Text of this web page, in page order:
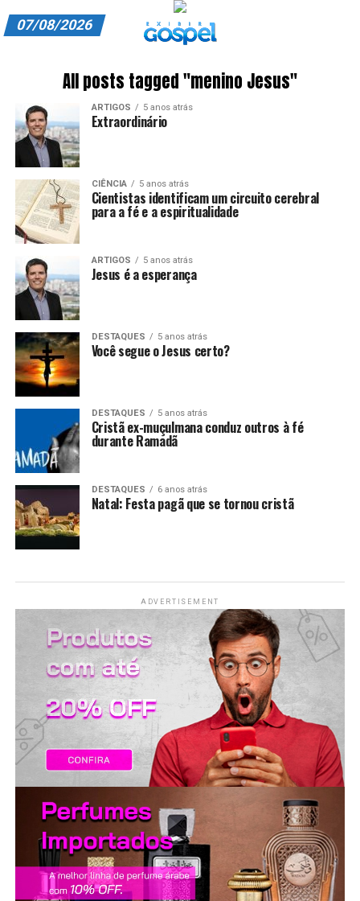
ASSINE
CARRINHO
EDITORIAL
ENTREVISTAS
EXPEDIENTE
FINALIZAR COMPRA
HOME
LANÇAMENTOS
07/08/2026
All posts tagged "menino Jesus"
ARTIGOS 5 anos atrás
Extraordinário
CIÊNCIA 5 anos atrás
Cientistas identificam um circuito cerebral
para a fé e a espiritualidade
ARTIGOS 5 anos atrás
Jesus é a esperança
DESTAQUES 5 anos atrás
Você segue o Jesus certo?
DESTAQUES 5 anos atrás
Cristã ex-muçulmana conduz outros à fé
durante Ramadã
DESTAQUES 6 anos atrás
Natal: Festa pagã que se tornou cristã
ADVERTISEMENT